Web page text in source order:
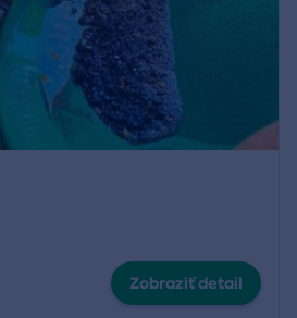
Zobraziť detail